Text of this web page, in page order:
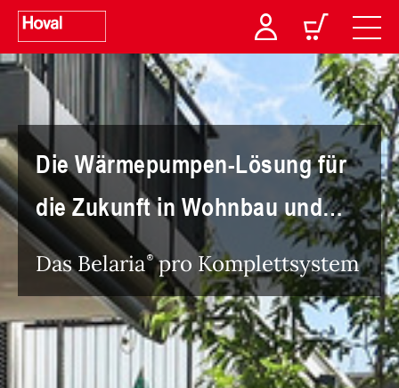
Die Wärmepumpen-Lösung für
die Zukunft in Wohnbau und
Gewerbe
Das Belaria pro Komplettsystem